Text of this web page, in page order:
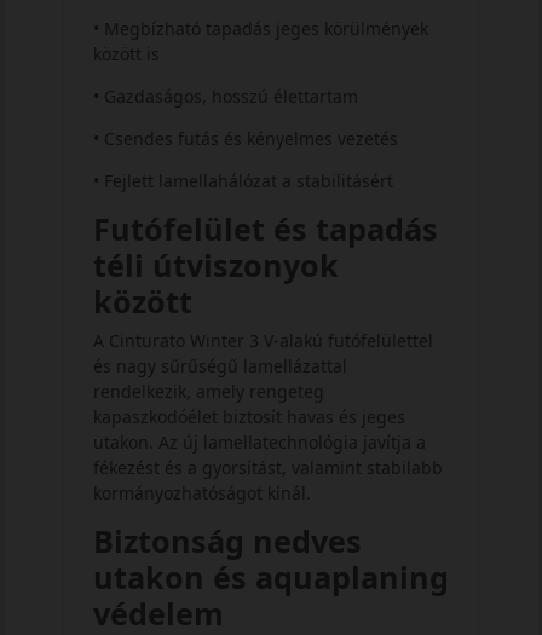
• Megbízható tapadás jeges körülmények
között is
• Gazdaságos, hosszú élettartam
• Csendes futás és kényelmes vezetés
• Fejlett lamellahálózat a stabilitásért
Futófelület és tapadás
téli útviszonyok
között
A Cinturato Winter 3 V-alakú futófelülettel
és nagy sűrűségű lamellázattal
rendelkezik, amely rengeteg
kapaszkodóélet biztosít havas és jeges
utakon. Az új lamellatechnológia javítja a
fékezést és a gyorsítást, valamint stabilabb
kormányozhatóságot kínál.
Biztonság nedves
utakon és aquaplaning
védelem